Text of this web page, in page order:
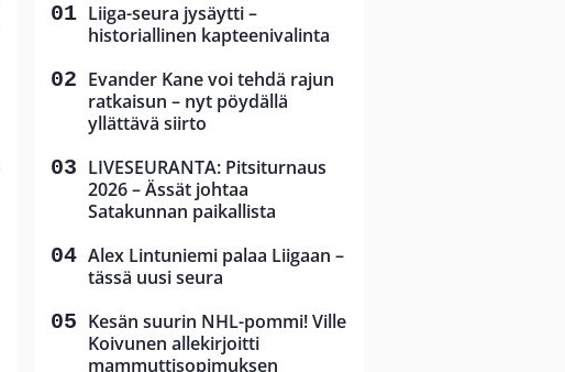
Liiga-seura jysäytti –
historiallinen kapteenivalinta
Evander Kane voi tehdä rajun
ratkaisun – nyt pöydällä
yllättävä siirto
LIVESEURANTA: Pitsiturnaus
2026 – Ässät johtaa
Satakunnan paikallista
Alex Lintuniemi palaa Liigaan –
tässä uusi seura
Kesän suurin NHL-pommi! Ville
Koivunen allekirjoitti
mammuttisopimuksen